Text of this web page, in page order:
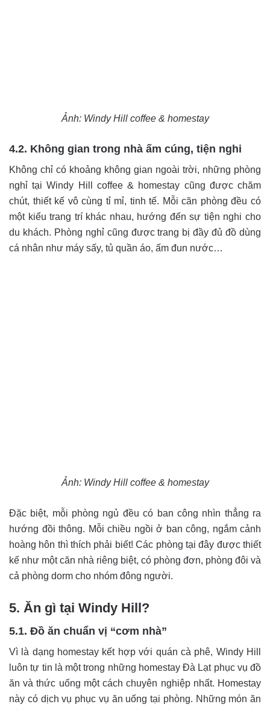
Ảnh: Windy Hill coffee & homestay
4.2. Không gian trong nhà ấm cúng, tiện nghi
Không chỉ có khoảng không gian ngoài trời, những phòng
nghỉ tại Windy Hill coffee & homestay cũng được chăm
chút, thiết kế vô cùng tỉ mỉ, tinh tế. Mỗi căn phòng đều có
một kiểu trang trí khác nhau, hướng đến sự tiện nghi cho
du khách. Phòng nghỉ cũng được trang bị đầy đủ đồ dùng
cá nhân như máy sấy, tủ quần áo, ấm đun nước…
Ảnh: Windy Hill coffee & homestay
Đặc biệt, mỗi phòng ngủ đều có ban công nhìn thẳng ra
hướng đồi thông. Mỗi chiều ngồi ở ban công, ngắm cảnh
hoàng hôn thì thích phải biết! Các phòng tại đây được thiết
kế như một căn nhà riêng biệt, có phòng đơn, phòng đôi và
cả phòng dorm cho nhóm đông người.
5. Ăn gì tại Windy Hill?
5.1. Đồ ăn chuẩn vị “cơm nhà”
Vì là dạng homestay kết hợp với quán cà phê, Windy Hill
luôn tự tin là một trong những homestay Đà Lạt phục vụ đồ
ăn và thức uống một cách chuyên nghiệp nhất. Homestay
này có dịch vụ phục vụ ăn uống tại phòng. Những món ăn